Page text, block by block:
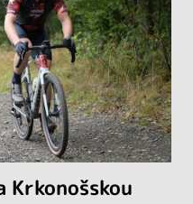
Krkonošskou